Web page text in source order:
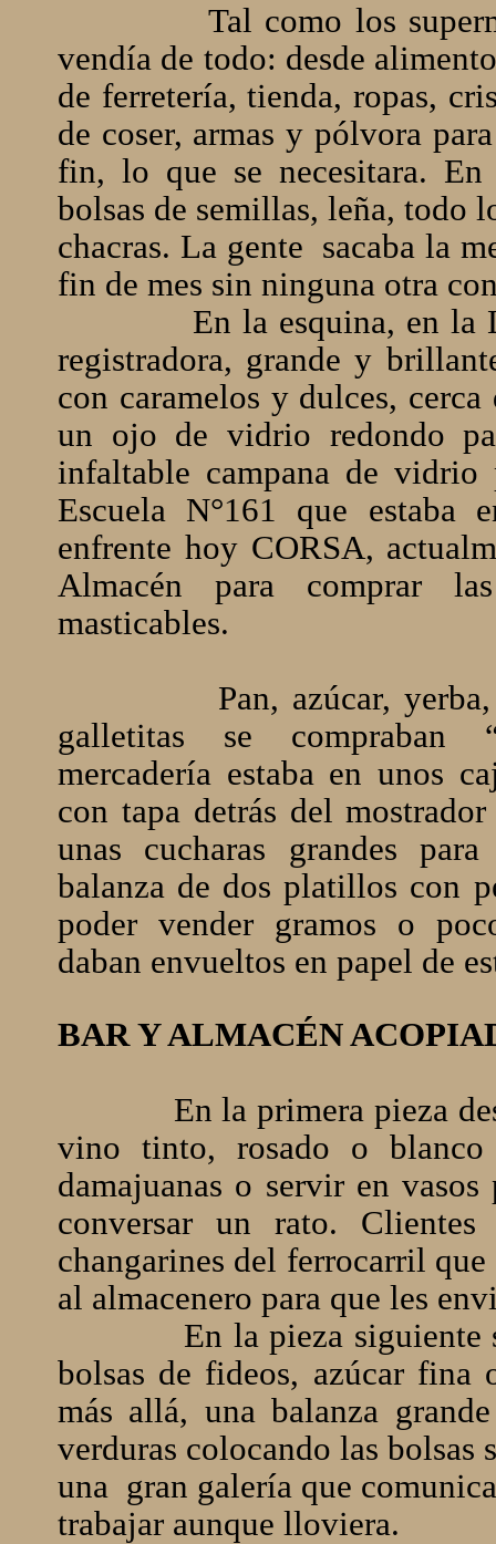
Tal como los
vendía de todo: desde
de ferretería, tienda, ropas,
de coser, armas y pólvora
fin, lo que se necesitara.
bolsas de semillas, leña, todo
chacras. La gente sacaba la
fin de mes sin ninguna otra
En la esquina, en la
registradora, grande y
con caramelos y dulces,
un ojo de vidrio redondo
infaltable campana de
Escuela N°161 que estaba
enfrente hoy CORSA,
Almacén para comprar
masticables.
Pan, azúcar,
galletitas se compraban
mercadería estaba en unos
con tapa detrás del
unas cucharas grandes
balanza de dos platillos con
poder vender gramos o
daban envueltos en papel de
BAR Y ALMACÉN
En la primera pieza
vino tinto, rosado o
damajuanas o servir en
conversar un rato.
changarines del ferrocarril
al almacenero para que les
En la pieza siguiente
bolsas de fideos, azúcar fina
más allá, una balanza
verduras colocando las bolsas
una gran galería que
trabajar aunque lloviera.